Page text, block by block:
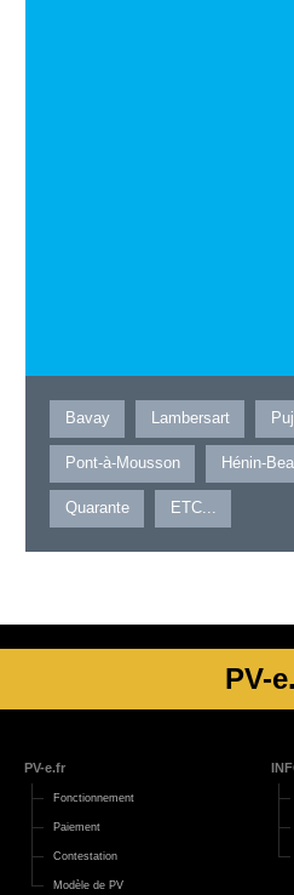
Bavay Lambersart
Pont-à-Mousson Hénin-
Quarante ETC...
PV-
PV-e.fr
Fonctionnement
Paiement
Contestation
Modèle de PV